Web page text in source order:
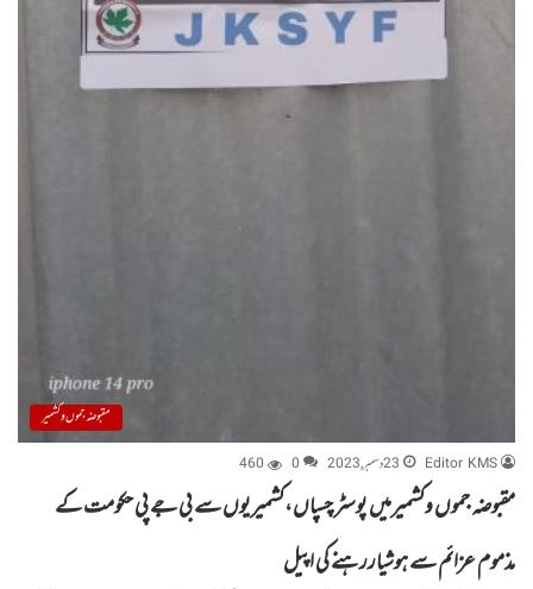
مقبوضہ جموں و کشمیر
Editor KMS
23 دسمبر, 2023 0
460
مقبوضہ جموں وکشمیرمیں پوسٹر چسپاں،کشمیریوں سے بی جے پی حکومت کے
مذموم عزائم سے ہوشیاررہنے کی اپیل